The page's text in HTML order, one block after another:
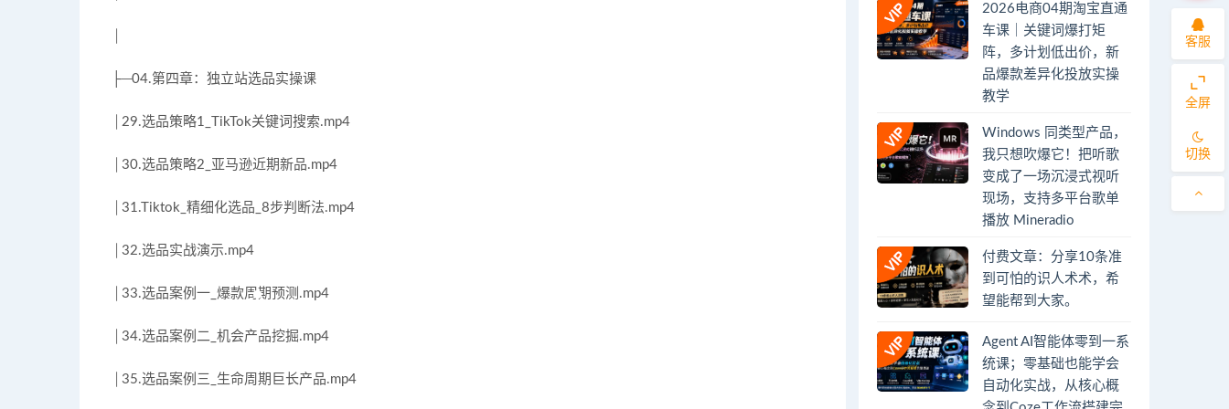
├─04.第四章：独立站选品实操课
│29.选品策略1_TikTok关键词搜索.mp4
│30.选品策略2_亚马逊近期新品.mp4
│31.Tiktok_精细化选品_8步判断法.mp4
│32.选品实战演示.mp4
│33.选品案例一_爆款周期预测.mp4
│34.选品案例二_机会产品挖掘.mp4
│35.选品案例三_生命周期巨长产品.mp4
2026电商04期淘宝直通
车课｜关键词爆打矩
阵，多计划低出价，新
品爆款差异化投放实操
教学
Windows 同类型产品，
我只想吹爆它！把听歌
变成了一场沉浸式视听
现场，支持多平台歌单
播放 Mineradio
付费文章：分享10条准
到可怕的识人术术，希
望能帮到大家。
Agent AI智能体零到一系
统课；零基础也能学会
自动化实战，从核心概
客服
全屏
切换